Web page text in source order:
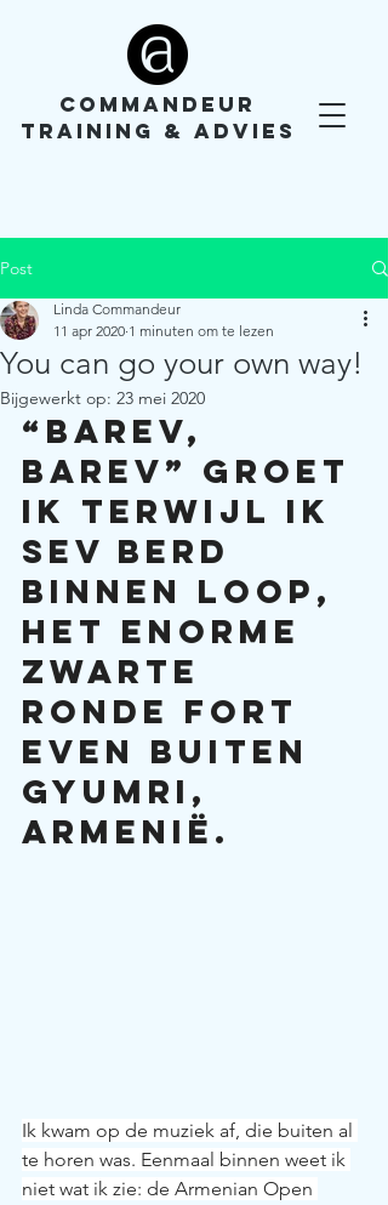
COMMANDEUR
TRAINING & ADVIES
Post
You can go your own way!
Linda Commandeur
11 apr 2020 1 minuten om te lezen
Bijgewerkt op: 23 mei 2020
“Barev,
barev” groet
ik terwijl ik
Sev Berd
binnen loop,
het enorme
zwarte
ronde fort
even buiten
Gyumri,
Armenië.
Ik kwam op de muziek af, die buiten al
te horen was. Eenmaal binnen weet ik
niet wat ik zie: de Armenian Open